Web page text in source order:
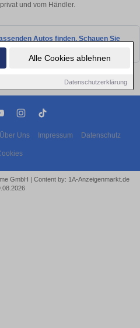
Alle Cookies ablehnen
Datenschutzerklärung
und vom Händler.
Autos finden. Schauen Sie
Über Uns Impressum Datenschutz
GmbH | Content by: 1A-Anzeigenmarkt.de